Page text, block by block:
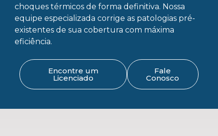
choques térmicos de forma definitiva. Nossa
equipe especializada corrige as patologias pré-
existentes de sua cobertura com máxima
eficiência.
Encontre um
Licenciado
Fale
Conosco